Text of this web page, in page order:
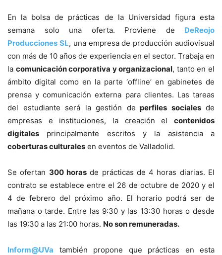
En la bolsa de prácticas de la Universidad figura esta
semana solo una oferta. Proviene de DeReojo
Producciones SL, una empresa de producción audiovisual
con más de 10 años de experiencia en el sector. Trabaja en
la comunicación corporativa y organizacional, tanto en el
ámbito digital como en la parte ‘offline’ en gabinetes de
prensa y comunicación externa para clientes. Las tareas
del estudiante será la gestión de perfiles socialesde
empresas e instituciones, la creación el contenidos
digitales principalmente escritos y la asistencia a
coberturas culturales en eventos de Valladolid.
Se ofertan 300 horasde prácticas de 4 horas diarias. El
contrato se establece entre el 26 de octubre de 2020 y el
4 de febrero del próximo año. El horario podrá ser de
mañana o tarde. Entre las 9:30 y las 13:30 horas o desde
las 19:30 a las 21:00 horas. No son remuneradas.
Inform@UVa también propone que prácticas en esta